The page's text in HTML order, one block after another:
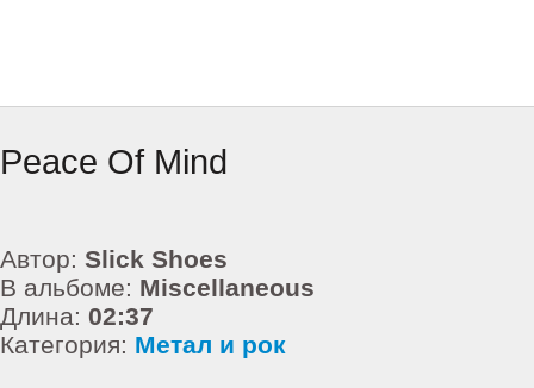
Peace Of Mind
Автор: Slick Shoes
В альбоме: Miscellaneous
Длина: 02:37
Категория: Метал и рок